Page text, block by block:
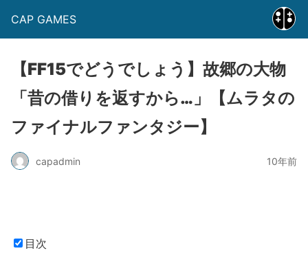
CAP GAMES
【FF15でどうでしょう】故郷の大物
「昔の借りを返すから…」【ムラタの
ファイナルファンタジー】
capadmin 10年前
目次